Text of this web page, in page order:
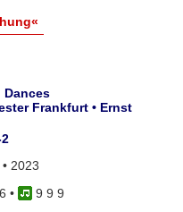
Dances
Frankfurt • Ernst
2023
•
9 9 9